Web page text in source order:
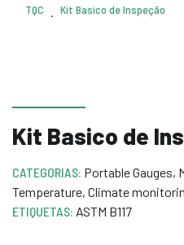
TQC . Kit Basico de Inspeção
Kit Basico de
CATEGORIAS: Portable Gauges,
Temperature, Climate
ETIQUETAS: ASTM B117